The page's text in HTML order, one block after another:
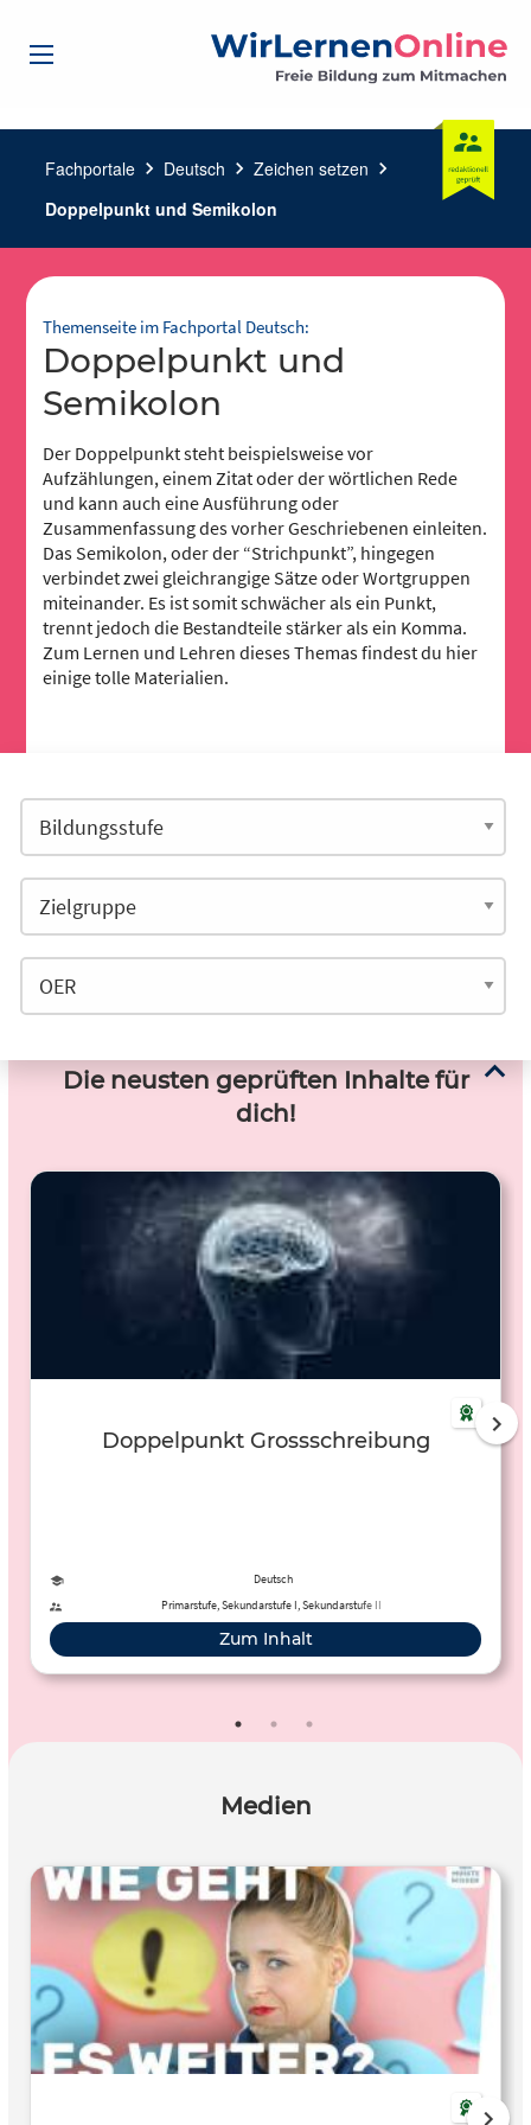
Fachportale chevron_right Deutsch chevron_right Zeichen setzen chevron_right
Doppelpunkt und Semikolon
Themenseite im Fachportal Deutsch:
Doppelpunkt und
Semikolon
Der Doppelpunkt steht beispielsweise vor
Aufzählungen, einem Zitat oder der wörtlichen Rede
und kann auch eine Ausführung oder
Zusammenfassung des vorher Geschriebenen einleiten.
Das Semikolon, oder der “Strichpunkt”, hingegen
verbindet zwei gleichrangige Sätze oder Wortgruppen
miteinander. Es ist somit schwächer als ein Punkt,
trennt jedoch die Bestandteile stärker als ein Komma.
Zum Lernen und Lehren dieses Themas findest du hier
einige tolle Materialien.
Die neusten geprüften Inhalte für
dich!
Doppelpunkt Grossschreibung
Deutsch
Primarstufe, Sekundarstufe I, Sekundarstufe II
Zum Inhalt
Medien